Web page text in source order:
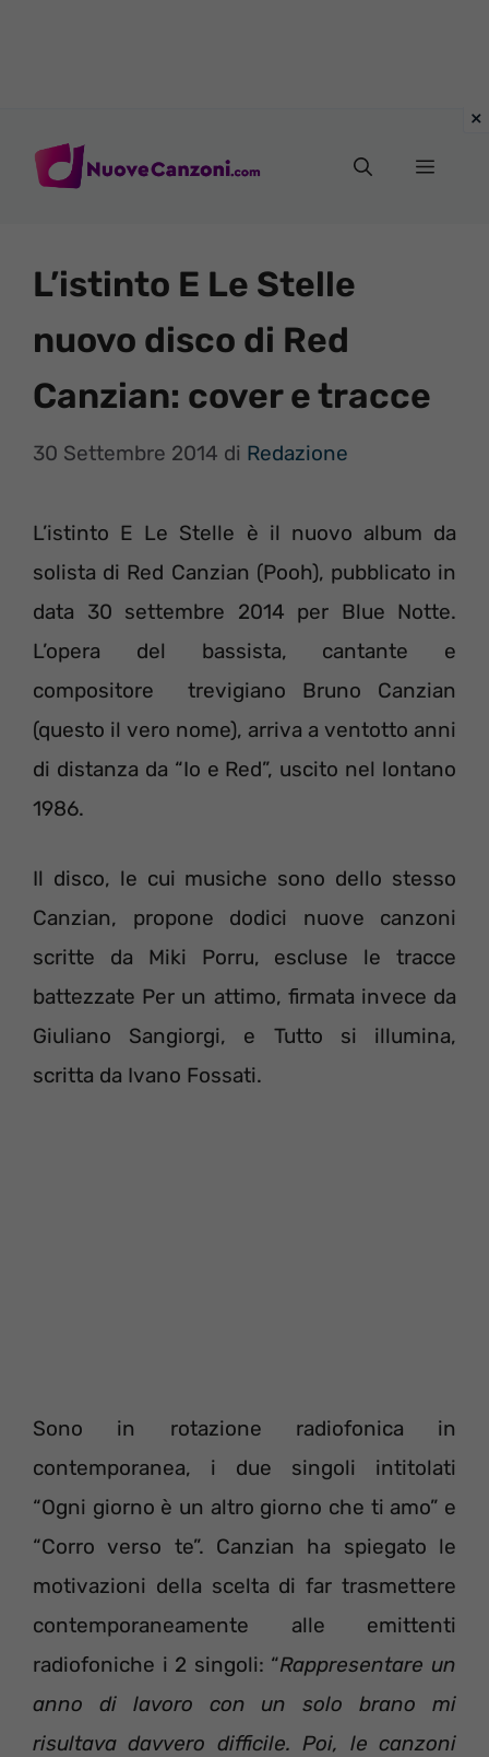
Menu
L’istinto E Le Stelle
nuovo disco di Red
Canzian: cover e tracce
30 Settembre 2014 di Redazione
L’istinto E Le Stelle è il nuovo album da
solista di Red Canzian (Pooh), pubblicato in
data 30 settembre 2014 per Blue Notte.
L’opera del bassista, cantante e
compositore trevigiano Bruno Canzian
(questo il vero nome), arriva a ventotto anni
di distanza da “Io e Red”, uscito nel lontano
1986.
Il disco, le cui musiche sono dello stesso
Canzian, propone dodici nuove canzoni
scritte da Miki Porru, escluse le tracce
battezzate Per un attimo, firmata invece da
Giuliano Sangiorgi, e Tutto si illumina,
scritta da Ivano Fossati.
Sono in rotazione radiofonica in
contemporanea, i due singoli intitolati
“Ogni giorno è un altro giorno che ti amo” e
“Corro verso te”. Canzian ha spiegato le
motivazioni della scelta di far trasmettere
contemporaneamente alle emittenti
radiofoniche i 2 singoli: “Rappresentare un
anno di lavoro con un solo brano mi
risultava davvero difficile. Poi, le canzoni